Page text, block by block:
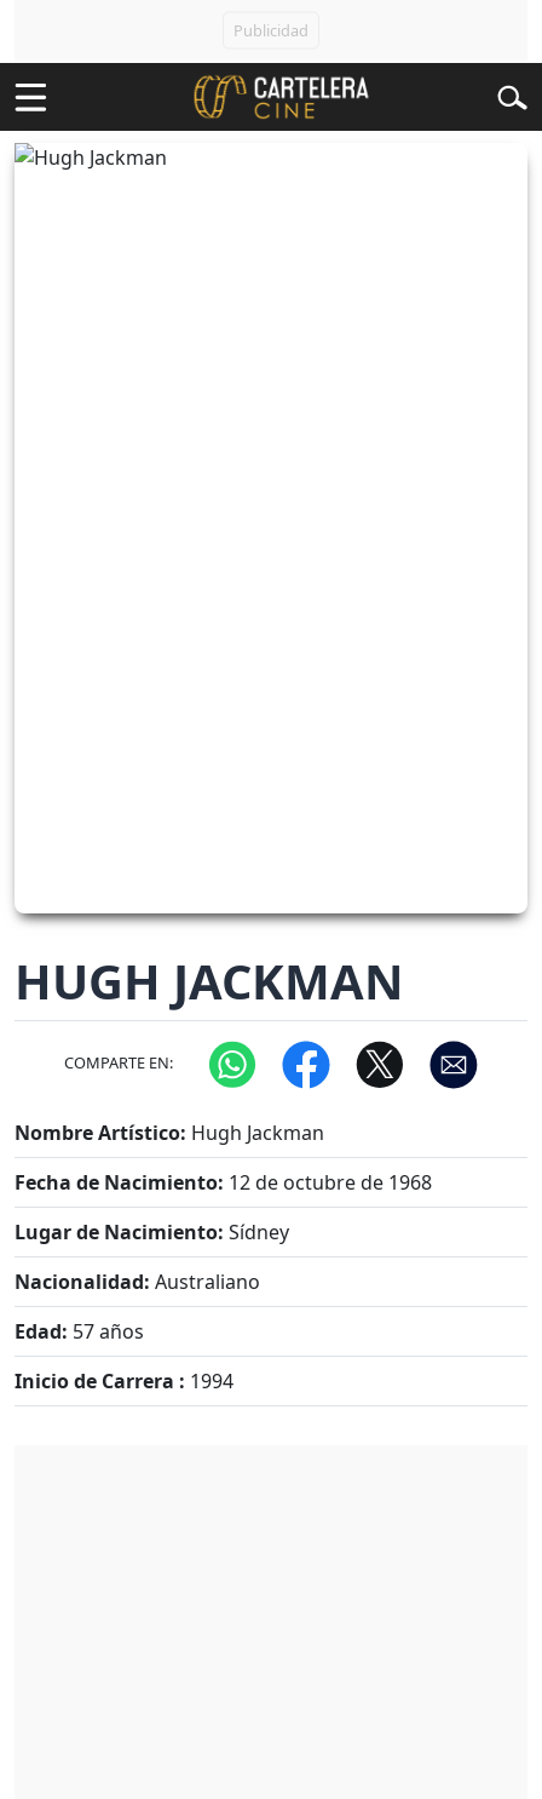
HUGH JACKMAN
COMPARTE EN:
Nombre Artístico: Hugh Jackman
Fecha de Nacimiento: 12 de octubre de 1968
Lugar de Nacimiento: Sídney
Nacionalidad: Australiano
Edad: 57 años
Inicio de Carrera : 1994